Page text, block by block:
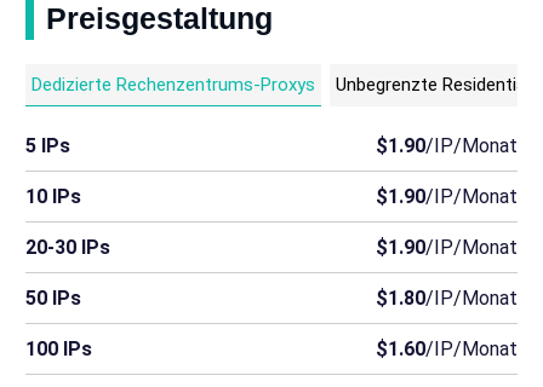
Preisgestaltung
Dedizierte Rechenzentrums-Proxys Unbegrenzte Residential
5 IPs $1.90/IP/Monat
10 IPs $1.90/IP/Monat
20-30 IPs $1.90/IP/Monat
50 IPs $1.80/IP/Monat
100 IPs $1.60/IP/Monat